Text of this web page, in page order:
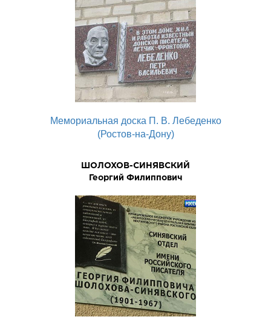
Мемориальная доска П. В. Лебеденко
(Ростов-на-Дону)
ШОЛОХОВ-СИНЯВСКИЙ
Георгий Филиппович